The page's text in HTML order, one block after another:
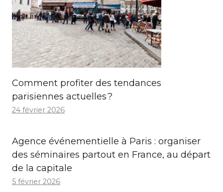
Comment profiter des tendances
parisiennes actuelles ?
24 février 2026
Agence événementielle à Paris : organiser
des séminaires partout en France, au départ
de la capitale
5 février 2026